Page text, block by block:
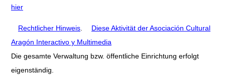
hier
Rechtlicher Hinweis
Diese Aktivität der Asociación Cultural
Aragón Interactivo y Multimedia
Die gesamte Verwaltung bzw. öffentliche Einrichtung erfolgt
eigenständig.